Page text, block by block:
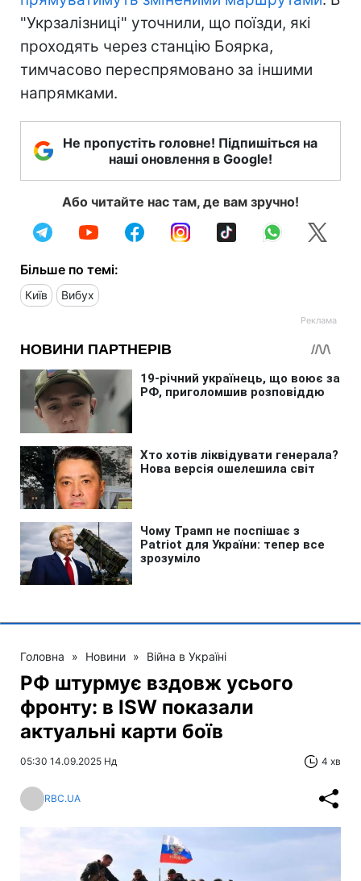
"Укрзалізниці" уточнили, що поїзди, які
проходять через станцію Боярка,
тимчасово переспрямовано за іншими
напрямками.
Не пропустіть головне! Підпишіться на
наші оновлення в Google!
Або читайте нас там, де вам зручно!
Більше по темі:
Київ Вибух
Головна » Новини » Війна в Україні
РФ штурмує вздовж усього
фронту: в ISW показали
актуальні карти боїв
05:30 14.09.2025 Нд 4 хв
RBC.UA